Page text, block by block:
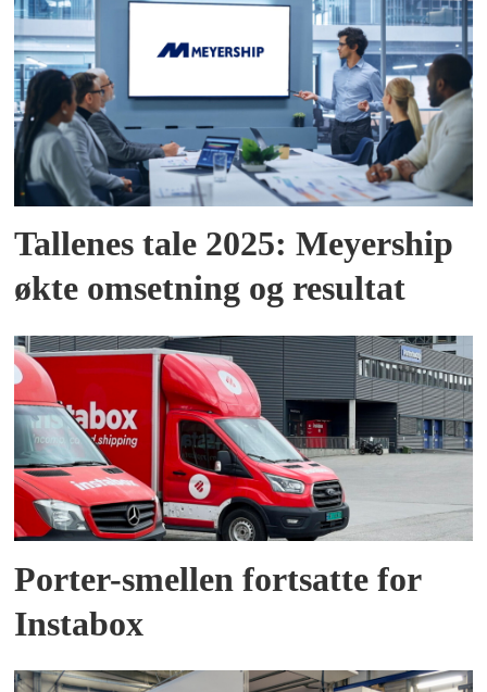
Tallenes tale 2025: Meyership
økte omsetning og resultat
Porter-smellen fortsatte for
Instabox